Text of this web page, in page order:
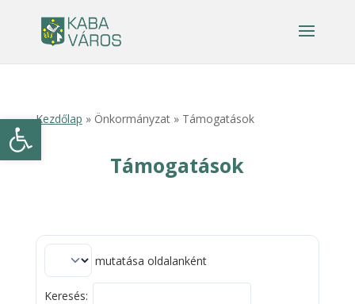
Eszköztár megnyitása
Kezdőlap » Önkormányzat » Támogatások
Támogatások
mutatása oldalanként
Keresés: